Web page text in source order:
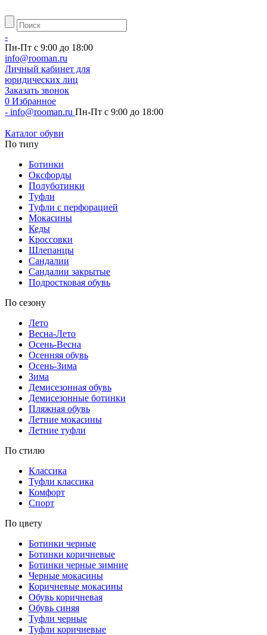
-
Пн-Пт с 9:00 до 18:00
info@rooman.ru
Личный кабинет для
юридических лиц
Заказать звонок
0 Избранное
- info@rooman.ru Пн-Пт с 9:00 до 18:00
Каталог обуви
По типу
Ботинки
Оксфорды
Полуботинки
Туфли
Туфли с перфорацией
Мокасины
Кеды
Кроссовки
Шлепанцы
Сандалии
Сандалии закрытые
Подростковая обувь
По сезону
Лето
Весна-Лето
Осень-Весна
Осенняя обувь
Осень-Зима
Зима
Демисезонная обувь
Демисезонные ботинки
Пляжная обувь
Летние мокасины
Летние туфли
По стилю
Классика
Туфли классика
Комфорт
Спорт
По цвету
Ботинки черные
Ботинки коричневые
Ботинки черные зимние
Черные мокасины
Коричневые мокасины
Обувь коричневая
Обувь синяя
Туфли черные
Туфли коричневые